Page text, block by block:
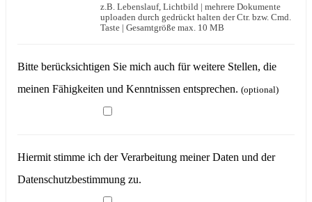
z.B. Lebenslauf, Lichtbild | mehrere Dokumente
uploaden durch gedrückt halten der Ctr. bzw. Cmd.
Taste | Gesamtgröße max. 10 MB
Bitte berücksichtigen Sie mich auch für weitere Stellen, die
meinen Fähigkeiten und Kenntnissen entsprechen. (optional)
Hiermit stimme ich der Verarbeitung meiner Daten und der
Datenschutzbestimmung zu.